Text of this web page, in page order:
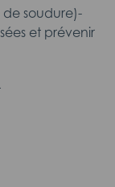
soudure)-
et prévenir